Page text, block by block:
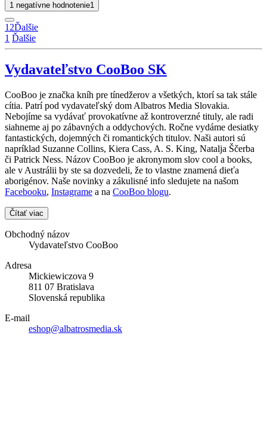
1 negatívne hodnotenie1
1 2Ďalšie
1 Ďalšie
Vydavateľstvo CooBoo SK
CooBoo je značka kníh pre tínedžerov a všetkých, ktorí sa tak stále
cítia. Patrí pod vydavateľský dom Albatros Media Slovakia.
Nebojíme sa vydávať provokatívne až kontroverzné tituly, ale radi
siahneme aj po zábavných a oddychových. Ročne vydáme desiatky
fantastických, dojemných či romantických titulov. Naši autori sú
napríklad Suzanne Collins, Kiera Cass, A. S. King, Natalja Ščerba
či Patrick Ness. Názov CooBoo je akronymom slov cool a books,
ale v Austrálii by ste sa dozvedeli, že to vlastne znamená dieťa
aborigénov. Naše novinky a zákulisné info sledujete na našom
Facebooku, Instagrame a na CooBoo blogu.
Čítať viac
Obchodný názov
Vydavateľstvo CooBoo
Adresa
Mickiewiczova 9
811 07 Bratislava
Slovenská republika
E-mail
eshop@albatrosmedia.sk